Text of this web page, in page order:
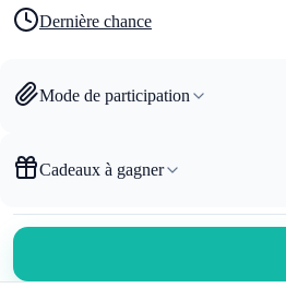
Dernière chance
Mode de participation
Cadeaux à gagner